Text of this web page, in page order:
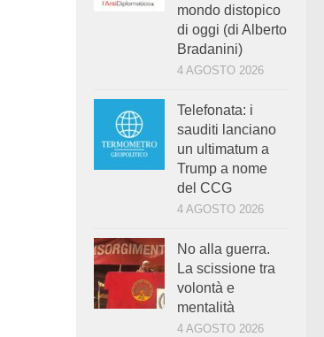
mondo distopico
di oggi (di Alberto
Bradanini)
4 AGOSTO 2026
Telefonata: i
sauditi lanciano
un ultimatum a
Trump a nome
del CCG
4 AGOSTO 2026
No alla guerra.
La scissione tra
volontà e
mentalità
4 AGOSTO 2026